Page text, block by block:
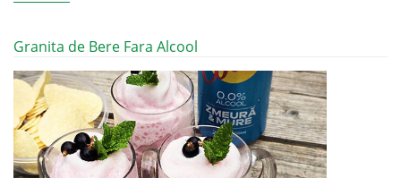
Granita de Bere Fara Alcool